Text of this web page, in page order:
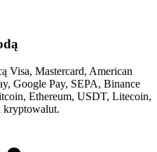
Visa, Mastercard, American
Google Pay, SEPA, Binance
Ethereum, USDT, Litecoin,
kryptowalut.